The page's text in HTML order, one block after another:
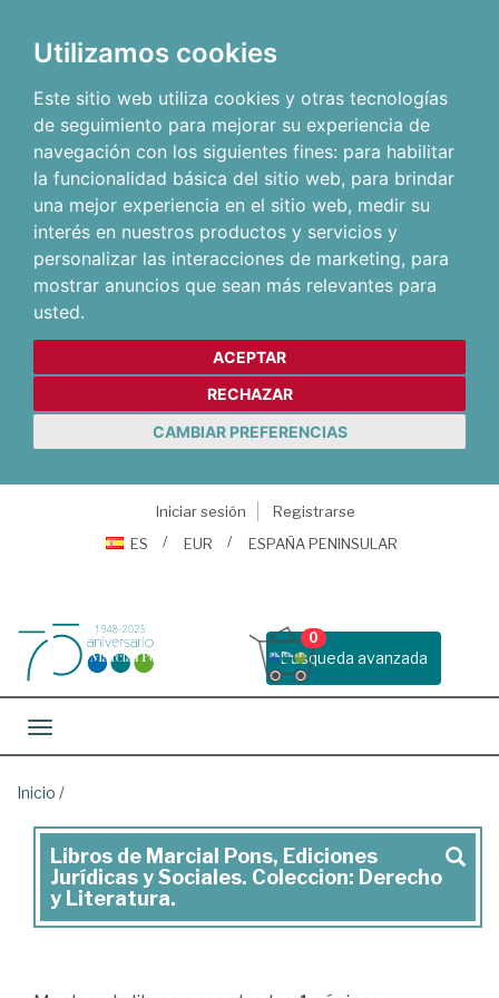
Utilizamos cookies
Este sitio web utiliza cookies y otras tecnologías
de seguimiento para mejorar su experiencia de
navegación con los siguientes fines: para habilitar
la funcionalidad básica del sitio web, para brindar
una mejor experiencia en el sitio web, medir su
interés en nuestros productos y servicios y
personalizar las interacciones de marketing, para
mostrar anuncios que sean más relevantes para
usted.
ACEPTAR
RECHAZAR
CAMBIAR PREFERENCIAS
Iniciar sesión
Registrarse
ES
EUR ESPAÑA PENINSULAR
Busqueda avanzada
0
Toggle navigation
Inicio /
Marcial
Pons,
Ediciones
Libros de Marcial Pons, Ediciones
Jurídicas y Sociales. Coleccion: Derecho
y Literatura.